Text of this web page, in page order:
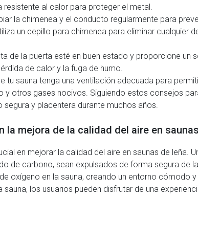
resistente al calor para proteger el metal.
la chimenea y el conducto regularmente para
un cepillo para chimenea para eliminar cualquier
de la puerta esté en buen estado y proporcione un
de calor y la fuga de humo.
tu sauna tenga una ventilación adecuada para
otros gases nocivos. Siguiendo estos consejos
segura y placentera durante muchos años.
la mejora de la calidad del aire en saunas
en mejorar la calidad del aire en saunas de leña.
de carbono, sean expulsados de forma segura de
oxígeno en la sauna, creando un entorno cómodo
los usuarios pueden disfrutar de una